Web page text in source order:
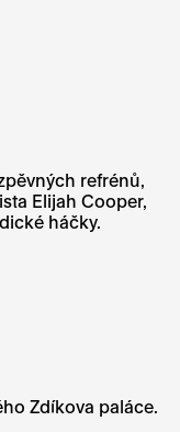
refrénů,
Elijah Cooper,
háčky.
Zdíkova paláce.